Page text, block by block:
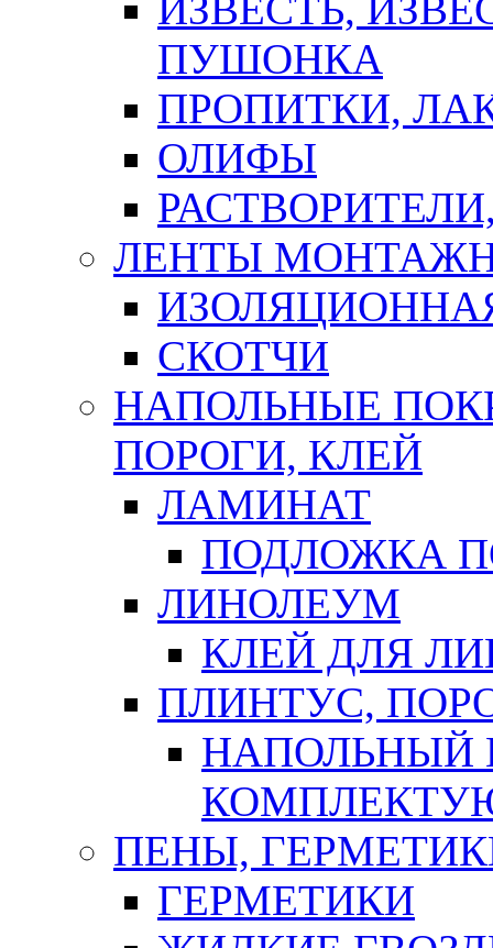
ИЗВЕСТЬ,
ПУШОНКА
ПРОПИТКИ,
ОЛИФЫ
ЛЕНТЫ
СКОТЧИ
НАПОЛЬНЫЕ
ПОРОГИ, КЛЕЙ
ЛАМИНАТ
ПОДЛОЖКА
ЛИНОЛЕУМ
КЛЕЙ ДЛЯ
ПЛИНТУС,
НАПОЛЬНЫЙ
ПЕНЫ,
ГЕРМЕТИКИ